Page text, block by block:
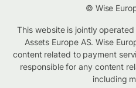
© Wise
This website is jointly
Assets Europe AS. Wise
content related to payment
responsible for any content
including